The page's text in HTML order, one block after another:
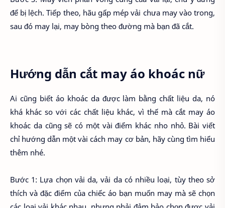
để bị lệch. Tiếp theo, hãu gấp mép vải chưa may vào trong,
sau đó may lại, may bòng theo đường mà bạn đã cắt.
Hướng dẫn cắt may áo khoác nữ
Ai cũng biết áo khoác da được làm bằng chất liệu da, nó
khá khác so với các chất liệu khác, vì thế mà cắt may áo
khoác da cũng sẽ có một vài điểm khác nho nhỏ. Bài viết
chỉ hướng dẫn một vài cách may cơ bản, hãy cùng tìm hiểu
thêm nhé.
Bước 1: Lựa chọn vải da, vải da có nhiều loại, tùy theo sở
thích và đặc điểm của chiếc áo bạn muốn may mà sẽ chọn